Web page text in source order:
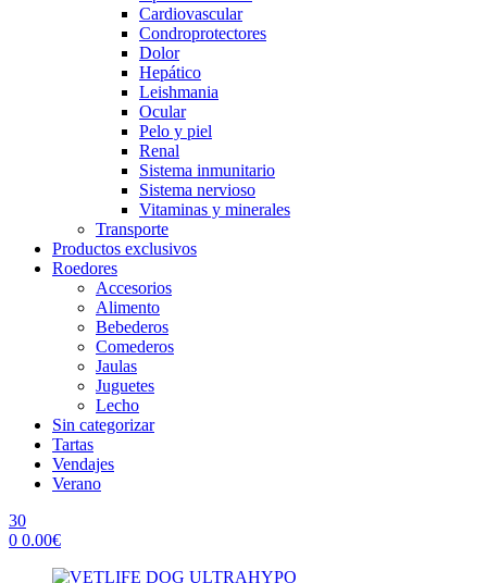
Cardiovascular
Condroprotectores
Dolor
Hepático
Leishmania
Ocular
Pelo y piel
Renal
Sistema inmunitario
Sistema nervioso
Vitaminas y minerales
Transporte
Productos exclusivos
Roedores
Accesorios
Alimento
Bebederos
Comederos
Jaulas
Juguetes
Lecho
Sin categorizar
Tartas
Vendajes
Verano
30
0 0.00€